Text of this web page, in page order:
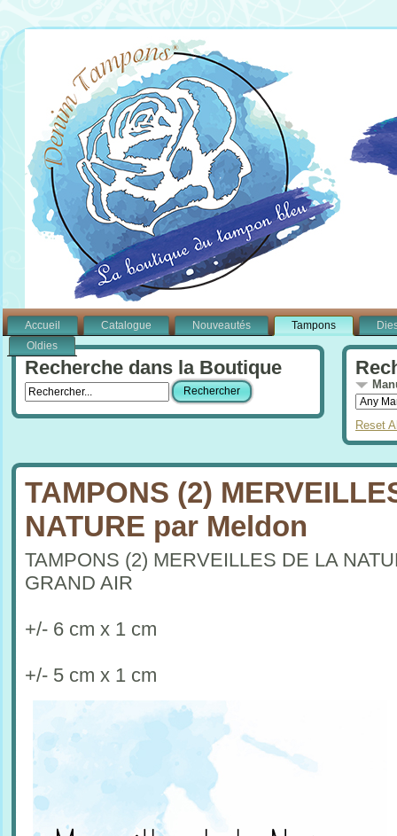
Accueil Catalogue Nouveautés Tampons
Oldies
Recherche dans la Boutique
Reset
TAMPONS (2)
NATURE par Meldon
TAMPONS (2) MERVEILLES DE LA
GRAND AIR
+/- 6 cm x 1 cm
+/- 5 cm x 1 cm